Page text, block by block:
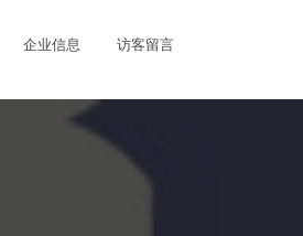
企业信息 访客留言